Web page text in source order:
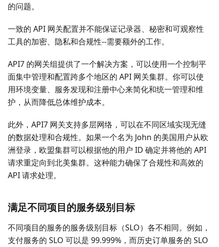
的问题。
一致的 API 网关配置并不能保证记录器、秘密和可观察性
工具的加密、隐私和合规性--需要额外的工作。
API7 的网关组提供了一个解决方案，可以使用一个控制平
面集中管理和配置跨多个地区的 API 网关集群。你可以使
用环境变量、服务发现和注册中心来简化和统一管理和维
护，从而降低总体维护成本。
此外，API7 网关支持多层网络，可以在不同区域实现无缝
的数据处理和合规性。如果一个名为 John 的美国用户从欧
洲登录，欧盟集群可以根据他的用户 ID 确定并将他的 API
请求重定向到北美集群。这种能力确保了合规性和高效的
API 请求处理。
满足不同项目的服务级别目标
不同项目的服务的服务级别目标（SLO）各不相同。例如，
支付服务的 SLO 可以是 99.999%，而历史订单服务的 SLO